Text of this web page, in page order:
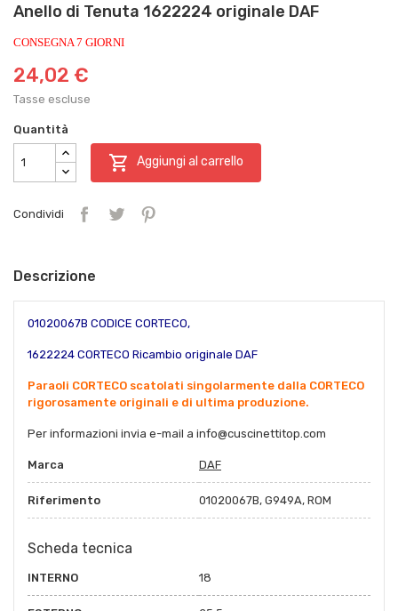
Anello di Tenuta 1622224 originale DAF
CONSEGNA 7 GIORNI
24,02 €
Tasse escluse
Quantità
 Aggiungi al carrello
Condividi
Descrizione
01020067B CODICE CORTECO,
1622224 CORTECO Ricambio originale DAF
Paraoli CORTECO scatolati singolarmente dalla CORTECO
rigorosamente originali e di ultima produzione.
Per informazioni invia e-mail a info@cuscinettitop.com
Marca DAF
Riferimento 01020067B, G949A, ROM
Scheda tecnica
INTERNO 18